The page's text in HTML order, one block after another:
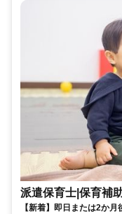
派遣保育士|保育補
【新着】即日または2か